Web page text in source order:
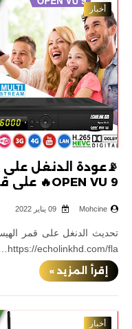
أخبار
OPEN VU 9🔥 على قمر 🔥Hispasat
Mohcine
تحديث الدنغل على قمر
https://echolinkhd.com/fla…
إقرأ المزيد »
أخبار